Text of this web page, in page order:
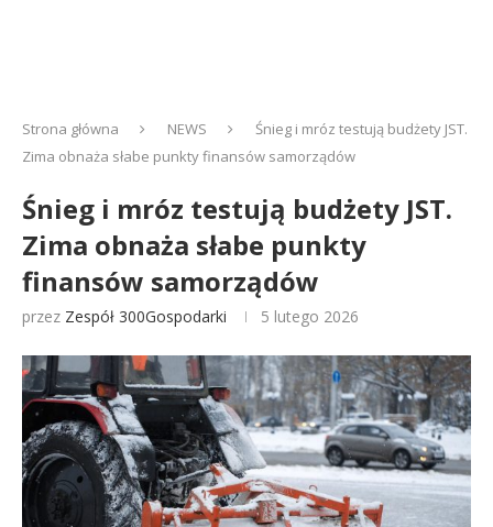
Strona główna NEWS
Śnieg i mróz testują budżety JST.
Zima obnaża słabe punkty finansów samorządów
Śnieg i mróz testują budżety JST.
Zima obnaża słabe punkty
finansów samorządów
przez Zespół 300Gospodarki 5 lutego 2026